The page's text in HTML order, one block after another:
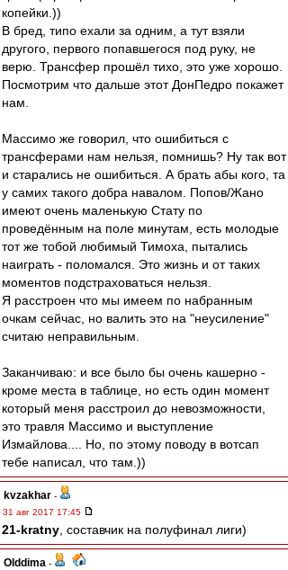
копейки.))
В бред, типо ехали за одним, а тут взяли
другого, первого попавшегося под руку, не
верю. Трансфер прошёл тихо, это уже хорошо.
Посмотрим что дальше этот ДонПедро покажет
нам.
Массимо же говорил, что ошибиться с
трансферами нам нельзя, помнишь? Ну так вот
и старались не ошибиться. А брать абы кого, та
у самих такого добра навалом. Попов/Жано
имеют очень маленькую Стату по
проведённым на поле минутам, есть молодые
тот же тобой любимый Тимоха, пытались
наиграть - поломался. Это жизнь и от таких
моментов подстраховаться нельзя.
Я расстроен что мы имеем по набранным
очкам сейчас, но валить это на "неусиление"
считаю неправильным.
Заканчиваю: и все было бы очень кашерно -
кроме места в таблице, но есть один момент
который меня расстроил до невозможности,
это травля Массимо и выступление
Измайлова.... Но, по этому поводу в вотсап
тебе написал, что там.))
kvzakhar -
31 авг 2017 17:45
21-kratny , составчик на полуфинал лиги)
Olddima -